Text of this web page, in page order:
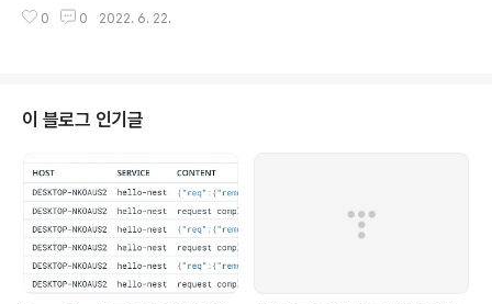
지 않으며, 과금 모니터링이 쉽지 않다. 서버리스 제공사에
과 같은 서버가 필요한데, 보통 ApolloServer를 사용함
쇼핑몰 메인화면에서 상품 정보는 상품 이름, 가격, 이미지
링크 정보만 필요하지만 RestAPI에서 상품의 모든 정보
Under-fetching: 장바구니 화면에서 사용자 정보와 상
품 정보를 ..
0 0 2022. 6. 22.
이 블로그 인기글